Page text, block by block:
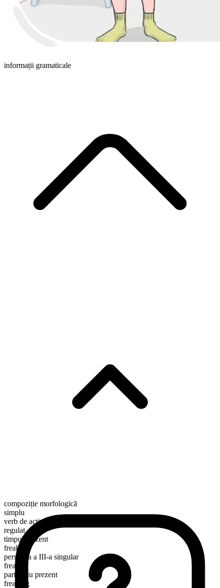
informații gramaticale
compoziție morfologică
simplu
verb de acțiune
regulat
timpul prezent
freak
persoana a III-a singular
freaks
participiu prezent
freaking